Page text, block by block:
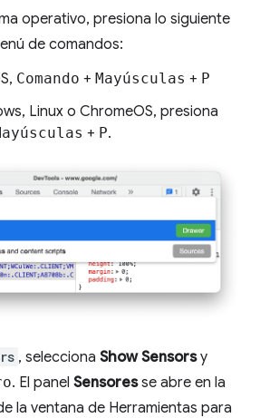
operativo, presiona lo siguiente
de comandos:
Comando + Mayúsculas + P
Linux o ChromeOS, presiona
+ P.
, selecciona Show Sensorsy
. El panel Sensoresse abre en la
la ventana de Herramientas para